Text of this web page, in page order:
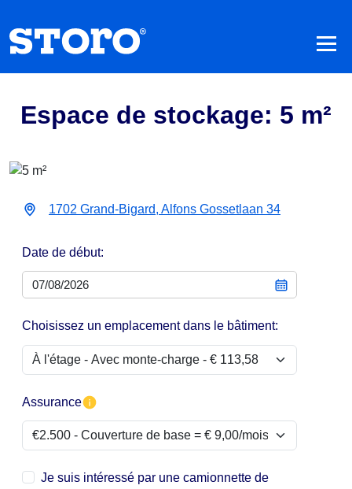
Espace de stockage: 5 m²
1702 Grand-Bigard, Alfons Gossetlaan 34
Date de début:
Choisissez un emplacement dans le bâtiment:
Assurance
Je suis intéressé par une camionnette de